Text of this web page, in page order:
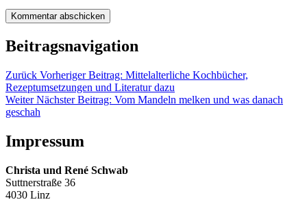
Beitragsnavigation
Zurück Vorheriger Beitrag: Mittelalterliche Kochbücher,
Rezeptumsetzungen und Literatur dazu
Weiter Nächster Beitrag: Vom Mandeln melken und was danach
geschah
Impressum
Christa und René Schwab
Suttnerstraße 36
4030 Linz